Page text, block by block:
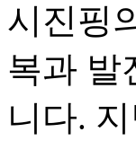
시진핑
복과 발
니다.